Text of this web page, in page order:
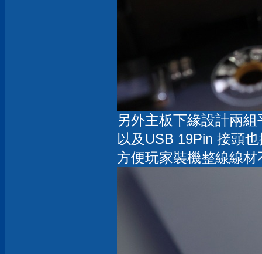
另外主板下緣設計兩
以及USB 19Pin 接頭
方便玩家裝機整線線